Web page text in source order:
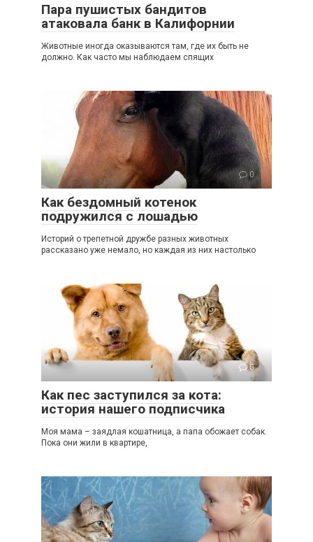
Пара пушистых бандитов
атаковала банк в Калифорнии
Животные иногда оказываются там, где их быть не
должно. Как часто мы наблюдаем спящих
0
Как бездомный котенок
подружился с лошадью
Историй о трепетной дружбе разных животных
рассказано уже немало, но каждая из них настолько
0
Как пес заступился за кота:
история нашего подписчика
Моя мама – заядлая кошатница, а папа обожает собак.
Пока они жили в квартире,